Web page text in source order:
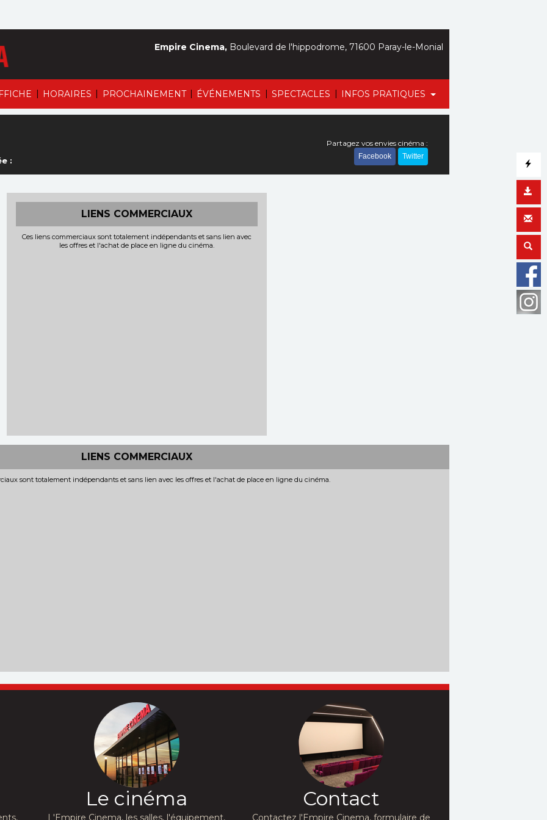
| HORAIRES | PROCHAINEMENT | ÉVÉNEMENTS | SPECTACLES | INFOS PRATIQUES
Empire Cinema, Boulevard de l'hippodrome, 71600 Paray-le-Monial
:
Partagez vos envies cinéma :
Facebook Twitter
LIENS COMMERCIAUX
Ces liens commerciaux sont totalement indépendants et sans lien avec
les offres et l'achat de place en ligne du cinéma.
LIENS COMMERCIAUX
sont totalement indépendants et sans lien avec les offres et l'achat de place en ligne du cinéma.
Le cinéma
L'Empire Cinema, les salles, l'équipement,
Contact
Contactez l'Empire Cinema, formulaire de